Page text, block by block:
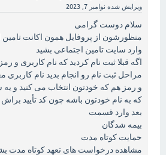
ویرایش شده نوامبر 7, 2023
سلام دوست گرامی
منظورشون از پروفایل همون اکانت
وارد سایت تامین اجتماعی بشید
اگه قبلا ثبت نام کردید که نام کاربری و
مراحل ثبت نام رو انجام بدید نام
و رمز هم که خودتون انتخاب می کنید و یه
که به نام خودتون باشه چون کد تأیید براش
بعد وارد قسمت
بیمه شدگان
حمایت کوتاه مدت
مشاهده درخواست های تعهد کوتاه مدت